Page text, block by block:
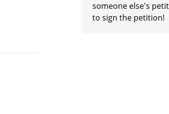
someone else's
to sign the petition!